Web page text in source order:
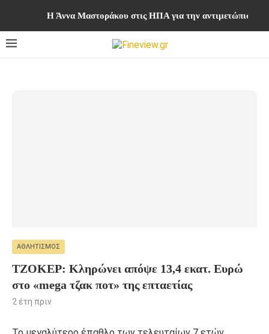
Η Άννα Μαστοράκου στις ΗΠΑ για την αντιμετώπιση
ΑΘΛΗΤΙΣΜΌΣ
ΤΖΟΚΕΡ: Κληρώνει απόψε 13,4 εκατ. Ευρώ
στο «mega τζακ ποτ» της επταετίας
2 έτη πριν